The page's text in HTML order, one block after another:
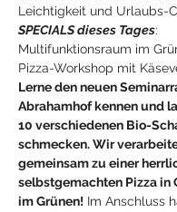
Leichtigkeit und Urlaubs-
SPECIALS dieses Tages:
Multifunktionsraum im
Pizza-Workshop mit
Lerne den neuen
Abrahamhof kennen und
10 verschiedenen Bio-
schmecken. Wir
gemeinsam zu einer
selbstgemachten Pizza in
im Grünen! Im Anschluss